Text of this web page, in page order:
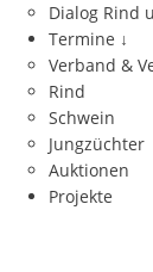
Dialog Rind
Termine ↓
Verband &
Rind
Schwein
Jungzüchter
Auktionen
Projekte